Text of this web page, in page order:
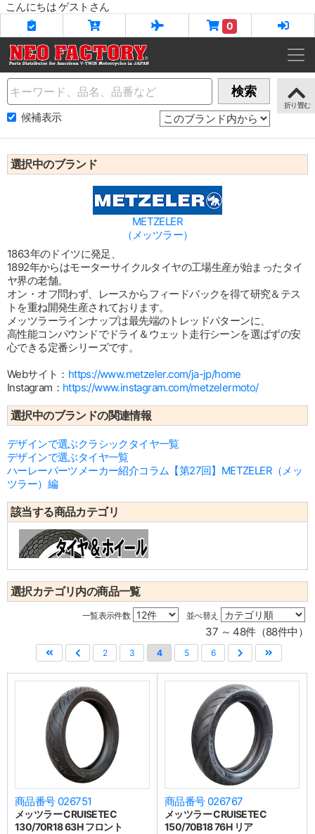
こんにちは ゲストさん
0
Name 検索
候補表示
選択中のブランド
METZELER
（メッツラー）
1863年のドイツに発足、
1892年からはモーターサイクルタイヤの工場生産が始まったタイ
ヤ界の老舗。
オン・オフ問わず、レースからフィードバックを得て研究＆テス
トを重ね開発生産されております。
メッツラーラインナップは最先端のトレッドパターンに、
高性能コンパウンドでドライ＆ウェット走行シーンを選ばずの安
心できる定番シリーズです。
Webサイト： https://www.metzeler.com/ja-jp/home
Instagram： https://www.instagram.com/metzelermoto/
選択中のブランドの関連情報
デザインで選ぶクラシックタイヤ一覧
デザインで選ぶタイヤ一覧
ハーレーパーツメーカー紹介コラム【第27回】METZELER（メッ
ツラー）編
該当する商品カテゴリ
選択カテゴリ内の商品一覧
一覧表示件数 並べ替え
37 ～ 48件（88件中）
2 3 4 5 6
商品番号 026751
メッツラー CRUISETEC
130/70R18 63H フロント
商品番号 026767
メッツラー CRUISETEC
150/70B18 76H リア